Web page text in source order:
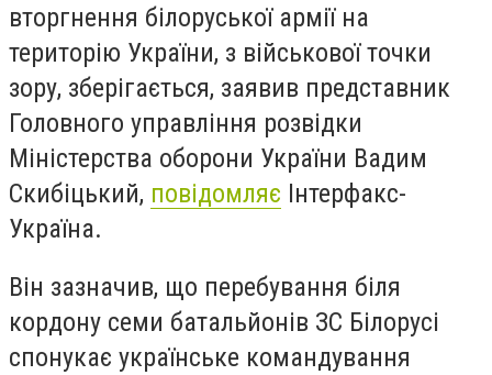
вторгнення білоруської армії на
територію України, з військової точки
зору, зберігається, заявив представник
Головного управління розвідки
Міністерства оборони України Вадим
Скибіцький, повідомляє Інтерфакс-
Україна.
Він зазначив, що перебування біля
кордону семи батальйонів ЗС Білорусі
спонукає українське командування